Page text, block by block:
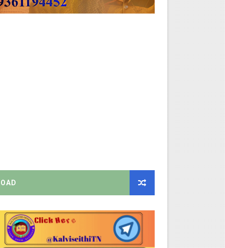
வெளியீடு!
புதிய தெளிவுரை: முக்கிய செயல்முறைகள் வெளியீடு!
அன்று நடைபெறுகிறது - நிகழ்ச்சி நிரல் மற்றும் முக்கிய
சுற்றறிக்கை வெளியீடு